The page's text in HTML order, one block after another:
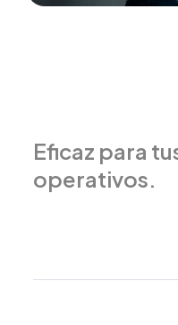
Eficaz para
operativos.